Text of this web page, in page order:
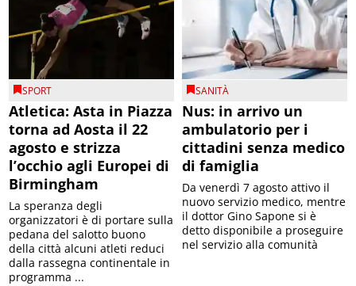
SPORT
Atletica: Asta in Piazza
torna ad Aosta il 22
agosto e strizza
l’occhio agli Europei di
Birmingham
La speranza degli
organizzatori è di portare sulla
pedana del salotto buono
della città alcuni atleti reduci
dalla rassegna continentale in
programma ...
SANITÀ
Nus: in arrivo un
ambulatorio per i
cittadini senza medico
di famiglia
Da venerdì 7 agosto attivo il
nuovo servizio medico, mentre
il dottor Gino Sapone si è
detto disponibile a proseguire
nel servizio alla comunità